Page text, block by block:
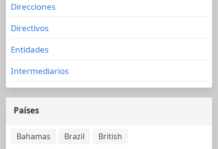
Direcciones
Directivos
Entidades
Intermediarios
Países
Bahamas Brazil
British